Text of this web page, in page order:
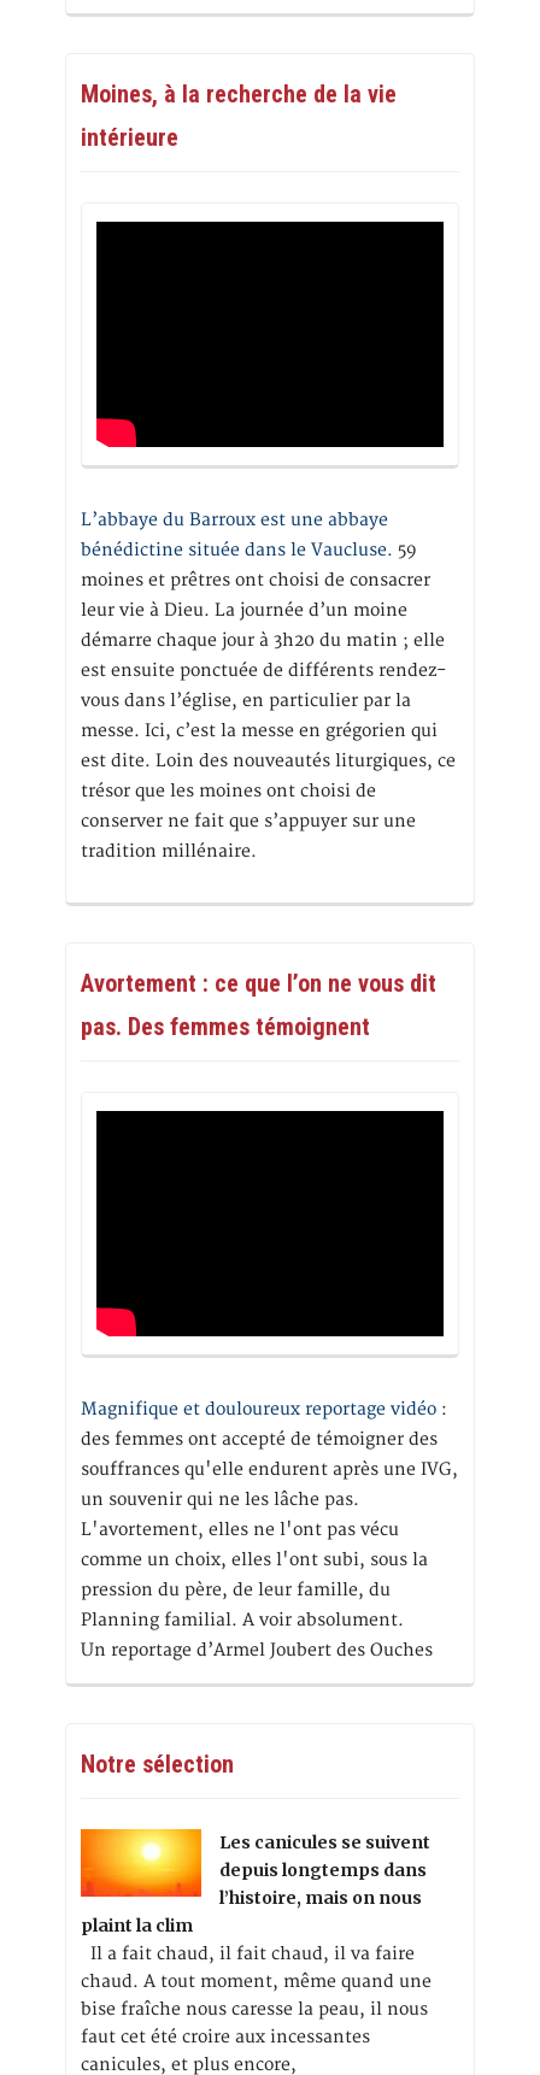
Moines, à la recherche de la vie
intérieure
L’abbaye du Barroux est une abbaye
bénédictine située dans le Vaucluse. 59
moines et prêtres ont choisi de consacrer
leur vie à Dieu. La journée d’un moine
démarre chaque jour à 3h20 du matin ; elle
est ensuite ponctuée de différents rendez-
vous dans l’église, en particulier par la
messe. Ici, c’est la messe en grégorien qui
est dite. Loin des nouveautés liturgiques, ce
trésor que les moines ont choisi de
conserver ne fait que s’appuyer sur une
tradition millénaire.
Avortement : ce que l’on ne vous dit
pas. Des femmes témoignent
Magnifique et douloureux reportage vidéo :
des femmes ont accepté de témoigner des
souffrances qu'elle endurent après une IVG,
un souvenir qui ne les lâche pas.
L'avortement, elles ne l'ont pas vécu
comme un choix, elles l'ont subi, sous la
pression du père, de leur famille, du
Planning familial. A voir absolument.
Un reportage d’Armel Joubert des Ouches
Notre sélection
Les canicules se suivent
depuis longtemps dans
l’histoire, mais on nous
plaint la clim
Il a fait chaud, il fait chaud, il va faire
chaud. A tout moment, même quand une
bise fraîche nous caresse la peau, il nous
faut cet été croire aux incessantes
canicules, et plus encore,